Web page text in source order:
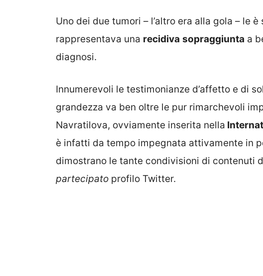
Uno dei due tumori – l’altro era alla gola – le
rappresentava una recidiva sopraggiunta a
diagnosi.
Innumerevoli le testimonianze d’affetto e di
grandezza va ben oltre le pur rimarchevoli
Navratilova, ovviamente inserita nella
è infatti da tempo impegnata attivamente in
dimostrano le tante condivisioni di contenuti
partecipato profilo Twitter.